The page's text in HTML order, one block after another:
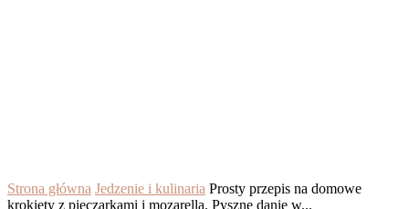
Strona główna Jedzenie i kulinaria Prosty przepis na domowe
krokiety z pieczarkami i mozarellą. Pyszne danie w...